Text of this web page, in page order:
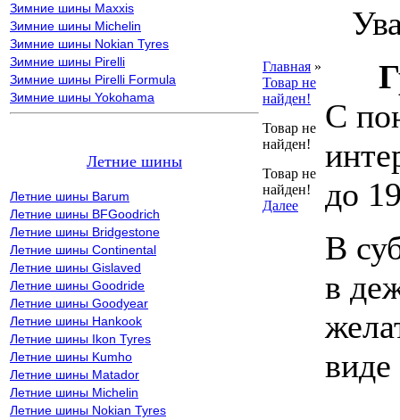
Зимние шины Maxxis
Зимние шины Michelin
Зимние шины Nokian Tyres
Зимние шины Pirelli
Зимние шины Pirelli Formula
Зимние шины Yokohama
Летние шины
Летние шины Barum
Летние шины BFGoodrich
Летние шины Bridgestone
Летние шины Continental
Летние шины Gislaved
Летние шины Goodride
Летние шины Goodyear
Летние шины Hankook
Летние шины Ikon Tyres
Летние шины Kumho
Летние шины Matador
Летние шины Michelin
Летние шины Nokian Tyres
Главная »
Товар не
найден!
Товар не
найден!
Товар не
найден!
Далее
С
до
В
в
виде